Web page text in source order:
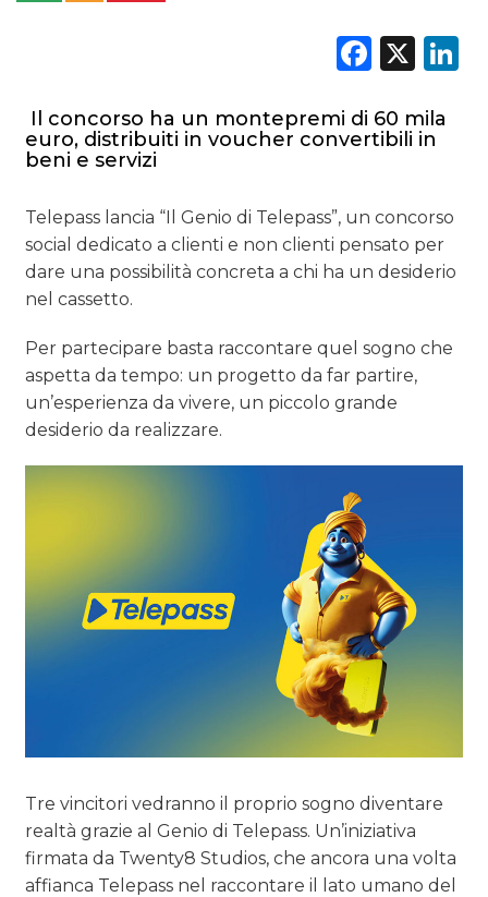
OPINIONI
X
Il concorso ha un montepremi di 60 mila
euro, distribuiti in voucher convertibili in
beni e servizi
Telepass lancia “Il Genio di Telepass”, un concorso
social dedicato a clienti e non clienti pensato per
dare una possibilità concreta a chi ha un desiderio
nel cassetto.
Per partecipare basta raccontare quel sogno che
aspetta da tempo: un progetto da far partire,
un’esperienza da vivere, un piccolo grande
desiderio da realizzare.
Tre vincitori vedranno il proprio sogno diventare
realtà grazie al Genio di Telepass. Un’iniziativa
firmata da Twenty8 Studios, che ancora una volta
affianca Telepass nel raccontare il lato umano del